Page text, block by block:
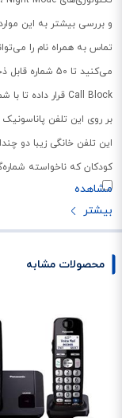
تماس به همراه نام را
Call Block قرار داده تا با شما نتوانند تماس بگیرند.
بر روی این تلفن پاناسونیک
این تلفن خانگی زیبا دو
کودکان که ناخواسته
با انجام تنظیمات روی تلفن
قابل قبولی برخوردار بوده و تا 11 ساعت مکالمه و 230 ساعت در حالت
اشاره کرد که هم تصاویر
محصولات مشابه